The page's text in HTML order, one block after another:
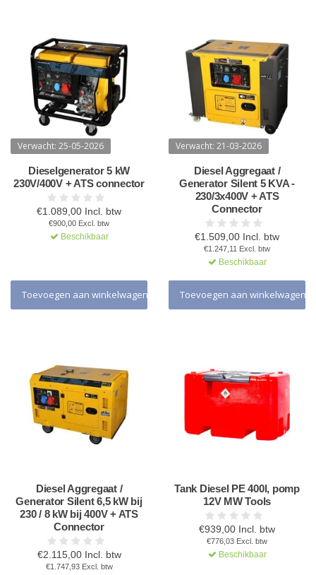
Verwacht: 25-05-2026
Dieselgenerator 5 kW
230V/400V + ATS connector
€1.089,00 Incl. btw
€900,00 Excl. btw
Beschikbaar
Toevoegen aan winkelwagen
Verwacht: 21-03-2026
Diesel Aggregaat /
Generator Silent 5 KVA -
230/3x400V + ATS
Connector
€1.509,00 Incl. btw
€1.247,11 Excl. btw
Beschikbaar
Toevoegen aan winkelwagen
Diesel Aggregaat /
Generator Silent 6,5 kW bij
230 / 8 kW bij 400V + ATS
Connector
€2.115,00 Incl. btw
€1.747,93 Excl. btw
Tank Diesel PE 400l, pomp
12V MW Tools
€939,00 Incl. btw
€776,03 Excl. btw
Beschikbaar